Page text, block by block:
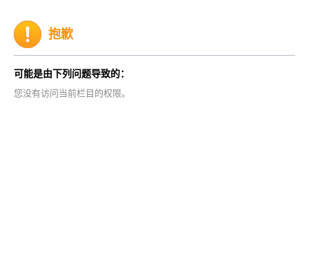
抱歉
可能是由下列问题导致的：
您没有访问当前栏目的权限。